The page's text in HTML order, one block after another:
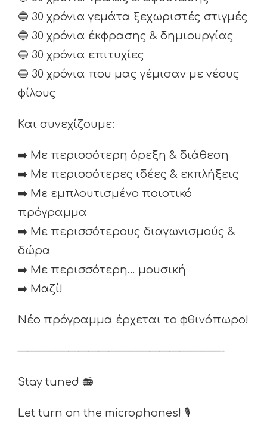
🔵 30 χρόνια γεμάτα ξεχωριστές στιγμές
🔵 30 χρόνια έκφρασης & δημιουργίας
🔵 30 χρόνια επιτυχίες
🔵 30 χρόνια που μας γέμισαν με νέους
φίλους
Και συνεχίζουμε:
➡️ Με περισσότερη όρεξη & διάθεση
➡️ Με περισσότερες ιδέες & εκπλήξεις
➡️ Με εμπλουτισμένο ποιοτικό
πρόγραμμα
➡️ Με περισσότερους διαγωνισμούς &
δώρα
➡️ Με περισσότερη… μουσική
➡️ Μαζί!
Νέο πρόγραμμα έρχεται το φθινόπωρο!
————————————————————-
Stay tuned 📻
Let turn on the microphones! 🎙